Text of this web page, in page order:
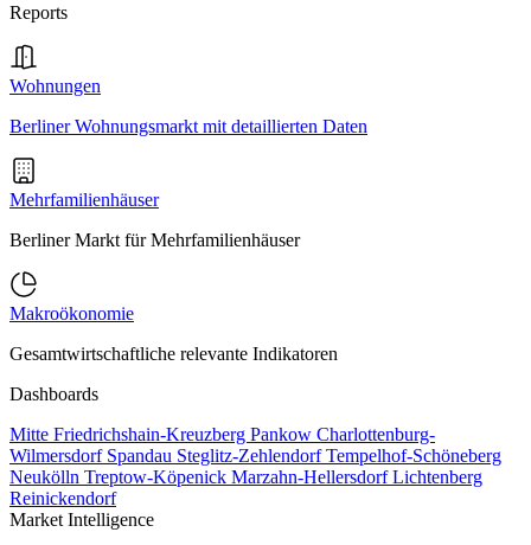
Reports
Wohnungen
Berliner Wohnungsmarkt mit detaillierten Daten
Mehrfamilienhäuser
Berliner Markt für Mehrfamilienhäuser
Makroökonomie
Gesamtwirtschaftliche relevante Indikatoren
Dashboards
Mitte Friedrichshain-Kreuzberg Pankow Charlottenburg-
Wilmersdorf Spandau Steglitz-ZehlendorfTempelhof-Schöneberg
Neukölln Treptow-Köpenick Marzahn-HellersdorfLichtenberg
Reinickendorf
Market Intelligence